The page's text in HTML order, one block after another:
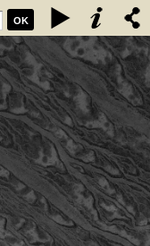
OK
avec ses colonies et les
Direction générale